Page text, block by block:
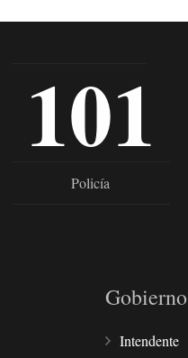
101
Policía
Gobierno
Intendente